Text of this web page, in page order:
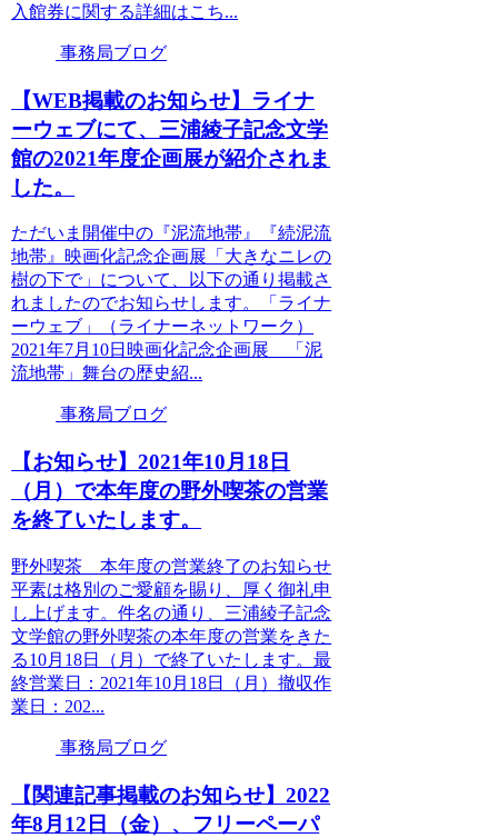
入館券に関する詳細はこち...
事務局ブログ
【WEB掲載のお知らせ】ライナ
ーウェブにて、三浦綾子記念文学
館の2021年度企画展が紹介されま
した。
ただいま開催中の『泥流地帯』『続泥流
地帯』映画化記念企画展「大きなニレの
樹の下で」について、以下の通り掲載さ
れましたのでお知らせします。「ライナ
ーウェブ」（ライナーネットワーク）
2021年7月10日映画化記念企画展 「泥
流地帯」舞台の歴史紹...
事務局ブログ
【お知らせ】2021年10月18日
（月）で本年度の野外喫茶の営業
を終了いたします。
野外喫茶 本年度の営業終了のお知らせ
平素は格別のご愛顧を賜り、厚く御礼申
し上げます。件名の通り、三浦綾子記念
文学館の野外喫茶の本年度の営業をきた
る10月18日（月）で終了いたします。最
終営業日：2021年10月18日（月）撤収作
業日：202...
事務局ブログ
【関連記事掲載のお知らせ】2022
年8月12日（金）、フリーペーパ